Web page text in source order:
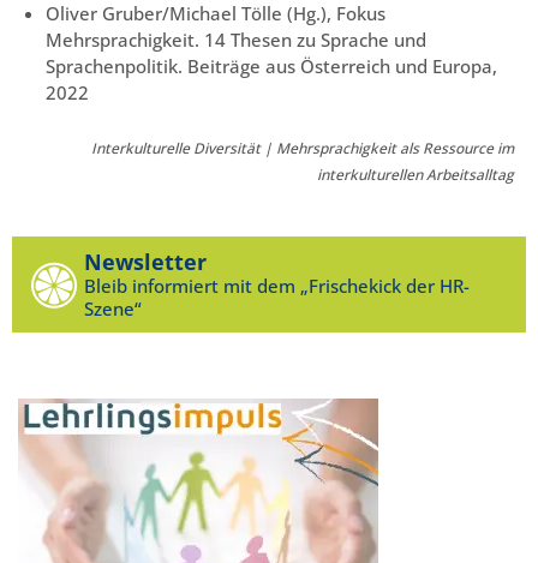
Oliver Gruber/Michael Tölle (Hg.), Fokus
Mehrsprachigkeit. 14 Thesen zu Sprache und
Sprachenpolitik. Beiträge aus Österreich und Europa,
2022
Interkulturelle Diversität | Mehrsprachigkeit als Ressource im
interkulturellen Arbeitsalltag
Newsletter
Bleib informiert mit dem „Frischekick der HR-
Szene“